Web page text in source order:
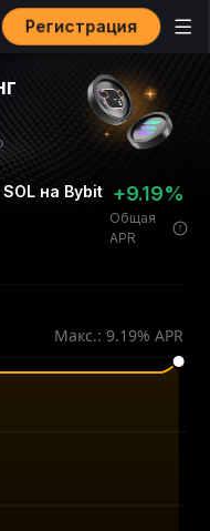
Регистрация
на Bybit +9.19%
Общая
APR